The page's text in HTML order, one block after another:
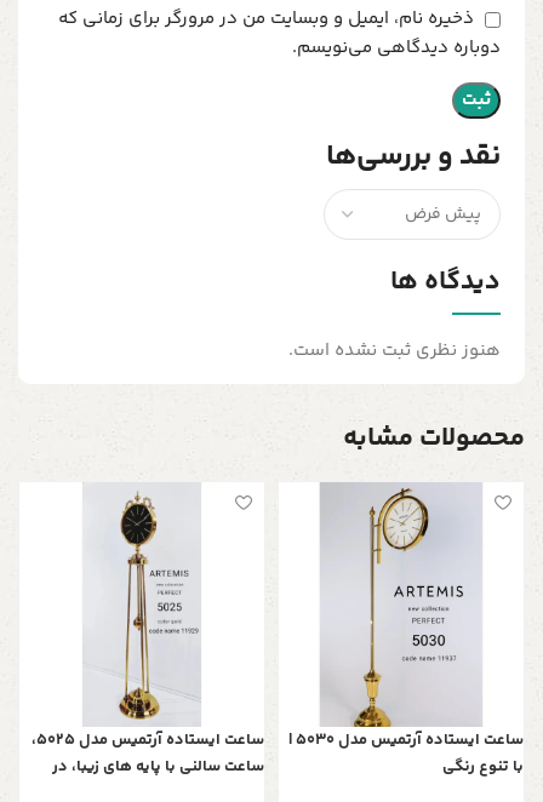
نقد و بررسی‌ها
دیدگاه ها
هنوز نظری ثبت نشده است.
ذخیره نام، ایمیل و وبسایت من در مرورگر برای زمانی که
دوباره دیدگاهی می‌نویسم.
محصولات مشابه
ساعت ایستاده آرتمیس مدل 5030 |
با تنوع رنگی
ساعت ایستاده آرتمیس مدل 5025،
ساعت سالنی با پایه های زیبا، در